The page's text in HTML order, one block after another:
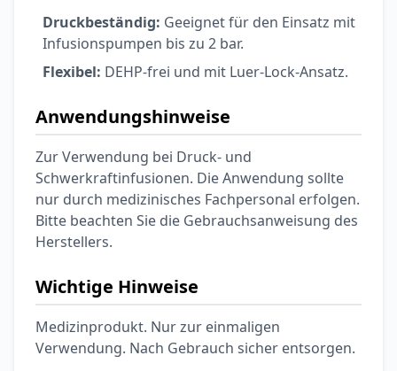
Druckbeständig: Geeignet für den Einsatz mit
Infusionspumpen bis zu 2 bar.
Flexibel: DEHP-frei und mit Luer-Lock-Ansatz.
Anwendungshinweise
Zur Verwendung bei Druck- und
Schwerkraftinfusionen. Die Anwendung sollte
nur durch medizinisches Fachpersonal erfolgen.
Bitte beachten Sie die Gebrauchsanweisung des
Herstellers.
Wichtige Hinweise
Medizinprodukt. Nur zur einmaligen
Verwendung. Nach Gebrauch sicher entsorgen.